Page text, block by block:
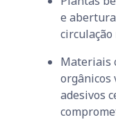
e
circulação
Materiais
orgânicos
adesivos